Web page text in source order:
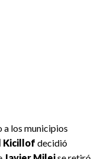
a los municipios
Kicillof decidió